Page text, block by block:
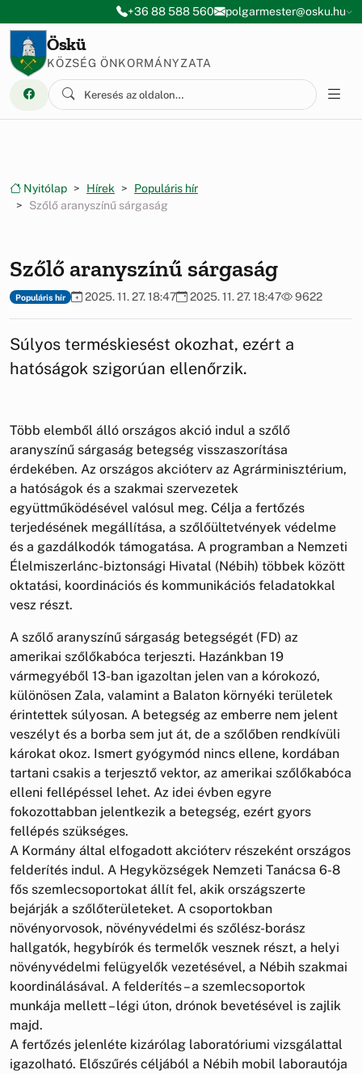
Ugrás a menüre
Ugrás a tartalomra+36 88 588 560 polgarmester@osku.hu
Öskü
KÖZSÉG ÖNKORMÁNYZATA
Nyitólap Hírek
Populáris hír
Szőlő aranyszínű sárgaság
Szőlő aranyszínű sárgaság
Populáris hír 2025. 11. 27. 18:47 2025. 11. 27. 18:47 9622
Súlyos terméskiesést okozhat, ezért a
hatóságok szigorúan ellenőrzik.
Több elemből álló országos akció indul a szőlő
aranyszínű sárgaság betegség visszaszorítása
érdekében. Az országos akcióterv az Agrárminisztérium,
a hatóságok és a szakmai szervezetek
együttműködésével valósul meg. Célja a fertőzés
terjedésének megállítása, a szőlőültetvények védelme
és a gazdálkodók támogatása. A programban a Nemzeti
Élelmiszerlánc-biztonsági Hivatal (Nébih) többek között
oktatási, koordinációs és kommunikációs feladatokkal
vesz részt.
A szőlő aranyszínű sárgaság betegségét (FD) az
amerikai szőlőkabóca terjeszti. Hazánkban 19
vármegyéből 13-ban igazoltan jelen van a kórokozó,
különösen Zala, valamint a Balaton környéki területek
érintettek súlyosan. A betegség az emberre nem jelent
veszélyt és a borba sem jut át, de a szőlőben rendkívüli
károkat okoz. Ismert gyógymód nincs ellene, kordában
tartani csakis a terjesztő vektor, az amerikai szőlőkabóca
elleni fellépéssel lehet. Az idei évben egyre
fokozottabban jelentkezik a betegség, ezért gyors
fellépés szükséges.
A Kormány által elfogadott akcióterv részeként országos
felderítés indul. A Hegyközségek Nemzeti Tanácsa 6-8
fős szemlecsoportokat állít fel, akik országszerte
bejárják a szőlőterületeket. A csoportokban
növényorvosok, növényvédelmi és szőlész-borász
hallgatók, hegybírók és termelők vesznek részt, a helyi
növényvédelmi felügyelők vezetésével, a Nébih szakmai
koordinálásával. A felderítés – a szemlecsoportok
munkája mellett – légi úton, drónok bevetésével is zajlik
majd.
A fertőzés jelenléte kizárólag laboratóriumi vizsgálattal
igazolható. Előszűrés céljából a Nébih mobil laborautója